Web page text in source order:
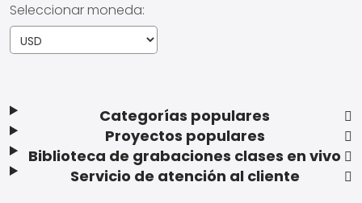
Categorías populares
Proyectos populares
Biblioteca de grabaciones clases en vivo
Servicio de atención al cliente
Seleccionar moneda: